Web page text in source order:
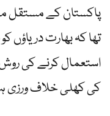
پاکستان کے مستقل
تھا کہ بھارت دریاؤں کو
استعمال کرنے کی
کی کھلی خلاف ورزی